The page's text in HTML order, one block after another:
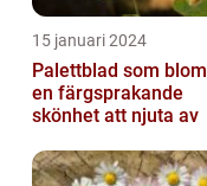
15 januari 2024
Palettblad som
en färgsprakande
skönhet att njuta av